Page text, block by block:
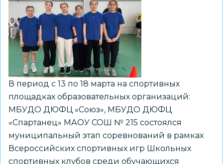
В период с 13 по 18 марта на спортивных
площадках образовательных организаций:
МБУДО ДЮФЦ «Союз», МБУДО ДЮФЦ
«Спартанец» МАОУ СОШ № 215 состоялся
муниципальный этап соревнований в рамках
Всероссийских спортивных игр Школьных
спортивных клубов среди обучающихся